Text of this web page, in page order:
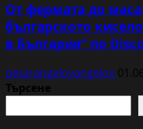
От фермата до
българското
в България“ по
petarangelovangelov
Търсене